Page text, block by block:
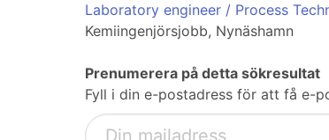
Laboratory engineer / Process
Kemiingenjörsjobb, Nynäshamn
Prenumerera på detta sökresultat
Fyll i din e-postadress för att få e-